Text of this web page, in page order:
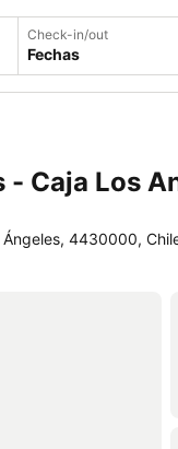
Check-in/out
Fechas
- Caja Los
Ángeles, 4430000,